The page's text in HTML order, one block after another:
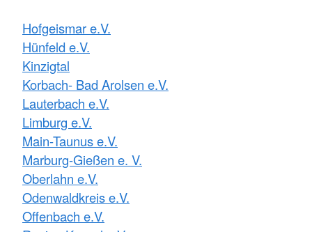
Hofgeismar e.V.
Hünfeld e.V.
Kinzigtal
Korbach- Bad Arolsen e.V.
Lauterbach e.V.
Limburg e.V.
Main-Taunus e.V.
Marburg-Gießen e. V.
Oberlahn e.V.
Odenwaldkreis e.V.
Offenbach e.V.